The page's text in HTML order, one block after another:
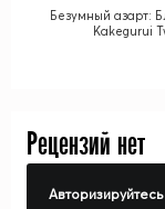
Безумный азарт:
Kakegurui
Рецензий нет